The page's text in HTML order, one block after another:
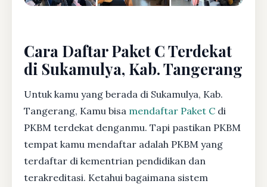
Cara Daftar Paket C Terdekat
di Sukamulya, Kab. Tangerang
Untuk kamu yang berada di Sukamulya, Kab.
Tangerang, Kamu bisa mendaftar Paket C di
PKBM terdekat denganmu. Tapi pastikan PKBM
tempat kamu mendaftar adalah PKBM yang
terdaftar di kementrian pendidikan dan
terakreditasi. Ketahui bagaimana sistem